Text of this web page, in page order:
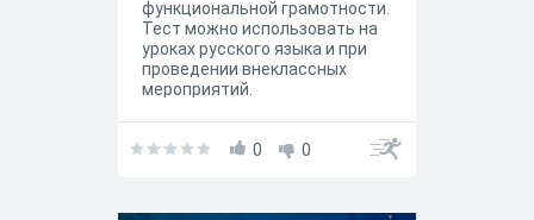
функциональной грамотности.
Тест можно использовать на
уроках русского языка и при
проведении внеклассных
мероприятий.
0 0